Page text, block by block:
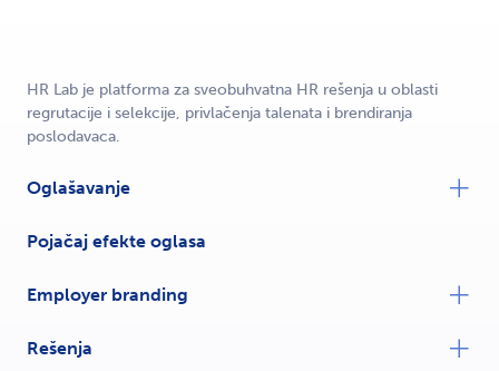
HR Lab je platforma za sveobuhvatna HR rešenja u oblasti
regrutacije i selekcije, privlačenja talenata i brendiranja
poslodavaca.
Oglašavanje
Pojačaj efekte oglasa
Employer branding
Rešenja